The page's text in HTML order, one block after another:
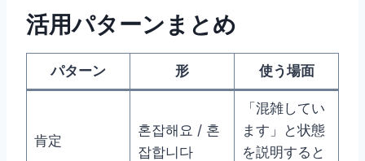
活用パターンまとめ
パターン 形 使う場面
肯定
혼잡해요 / 혼
잡합니다
「混雑してい
ます」と状態
を説明すると